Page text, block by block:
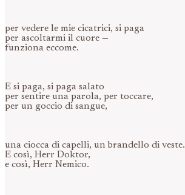
per vedere le mie cicatrici, si paga
per ascoltarmi il cuore —
funziona eccome.
E si paga, si paga salato
per sentire una parola, per toccare,
per un goccio di sangue,
una ciocca di capelli, un brandello di veste.
E così, Herr Doktor,
e così, Herr Nemico.